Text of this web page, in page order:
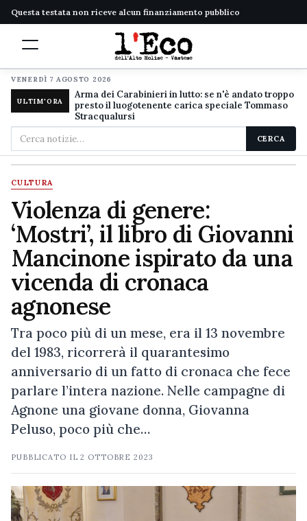
Questa testata non riceve alcun finanziamento pubblico
VENERDÌ 7 AGOSTO 2026
ULTIM'ORA
Arma dei Carabinieri in lutto: se n'è andato troppo
presto il luogotenente carica speciale Tommaso
Stracqualursi
Cerca
nel
sito
CERCA
CULTURA
Violenza di genere:
‘Mostri’, il libro di Giovanni
Mancinone ispirato da una
vicenda di cronaca
agnonese
Tra poco più di un mese, era il 13 novembre
del 1983, ricorrerà il quarantesimo
anniversario di un fatto di cronaca che fece
parlare l’intera nazione. Nelle campagne di
Agnone una giovane donna, Giovanna
Peluso, poco più che…
PUBBLICATO IL2 OTTOBRE 2023